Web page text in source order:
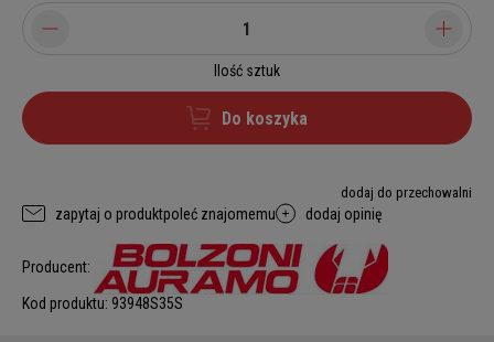
Ilość sztuk
Do koszyka
dodaj do przechowalni
zapytaj o produktpoleć znajomemu dodaj opinię
Producent:
Kod produktu: 93948S35S